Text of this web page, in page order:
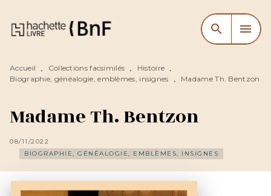
MENU RECHERCHE
CONTENU
search menu
Accueil • Collections facsimilés • Histoire •
Biographie, généalogie, emblèmes, insignes
• Madame Th. Bentzon
Madame Th. Bentzon
08/11/2022
BIOGRAPHIE, GÉNÉALOGIE, EMBLÈMES, INSIGNES